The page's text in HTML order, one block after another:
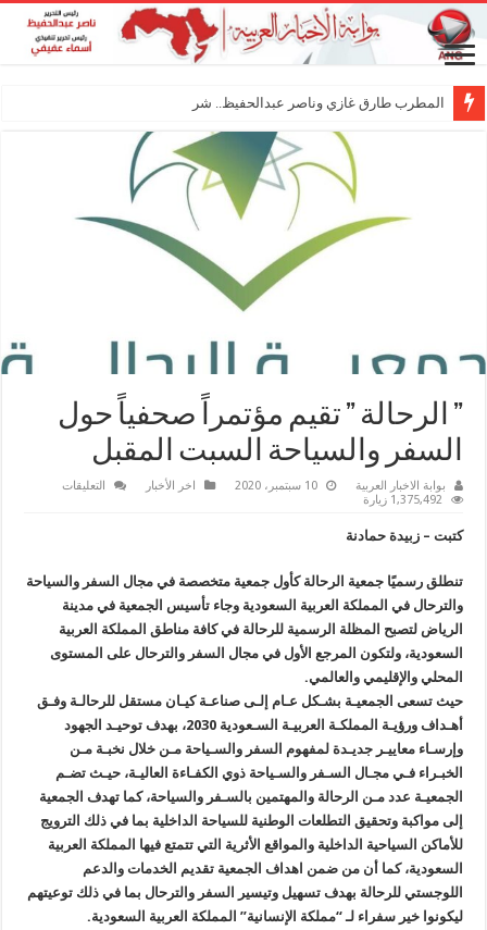
المطرب طارق غازي وناصر عبدالحفيظ.. شراكة فنية
” الرحالة ” تقيم مؤتمراً صحفياً حول
السفر والسياحة السبت المقبل
بوابة الاخبار العربية 10 سبتمبر، 2020 اخر الأخبار التعليقات
حول
السبت
مغلقة
1,375,492 زيارة
كتبت – زبيدة حمادنة
تنطلق رسميًا جمعية الرحالة كأول جمعية متخصصة في مجال السفر والسياحة
والترحال في المملكة العربية السعودية وجاء تأسيس الجمعية في مدينة
الرياض لتصبح المظلة الرسمية للرحالة في كافة مناطق المملكة العربية
السعودية، ولتكون المرجع الأول في مجال السفر والترحال على المستوى
المحلي والإقليمي والعالمي.
حيث تسعى الجمعيـة بشـكل عـام إلـى صناعـة كيـان مستقل للرحالـة وفـق
أهـداف ورؤيـة المملكـة العربيـة السـعودية 2030، بهدف توحيـد الجهود
وإرسـاء معاييـر جديـدة لمفهوم السفر والسـياحة مـن خلال نخبـة مـن
الخبـراء فـي مجـال السـفر والسـياحة ذوي الكفـاءة العاليـة، حيـث تضـم
الجمعيـة عدد مـن الرحالة والمهتمين بالسـفر والسياحة، كما تهدف الجمعية
إلى مواكبة وتحقيق التطلعات الوطنية للسياحة الداخلية بما في ذلك الترويج
للأماكن السياحية الداخلية والمواقع الأثرية التي تتمتع فيها المملكة العربية
السعودية، كما أن من ضمن اهداف الجمعية تقديم الخدمات والدعم
اللوجستي للرحالة بهدف تسهيل وتيسير السفر والترحال بما في ذلك توعيتهم
ليكونوا خير سفراء لـ “مملكة الإنسانية” المملكة العربية السعودية.